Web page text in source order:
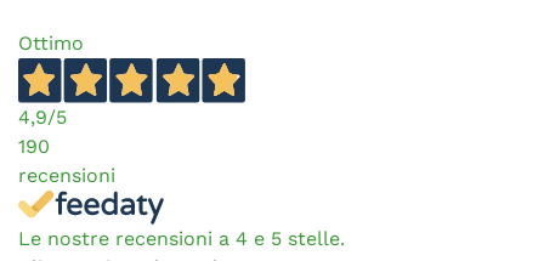
Ottimo
4,9/5
190
recensioni
Le nostre recensioni a 4 e 5 stelle.